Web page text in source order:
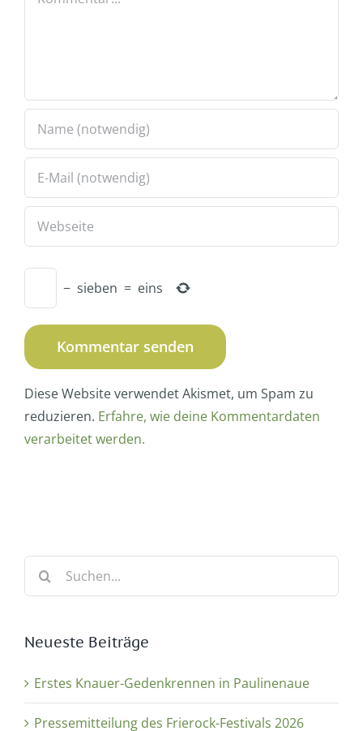
− sieben = eins
Diese Website verwendet Akismet, um Spam zu
reduzieren. Erfahre, wie deine Kommentardaten
verarbeitet werden.
Suche
Neueste Beiträge
Erstes Knauer-Gedenkrennen in Paulinenaue
Pressemitteilung des Frierock-Festivals 2026